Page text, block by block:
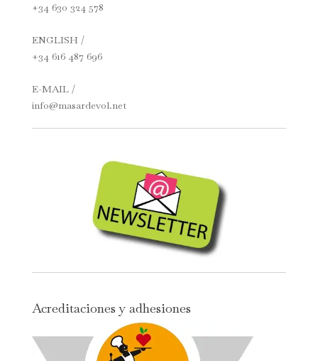
+34 630 324 578
ENGLISH /
+34 616 487 696
E-MAIL /
info@masardevol.net
Acreditaciones y adhesiones